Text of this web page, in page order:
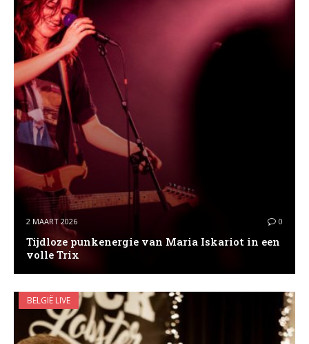
2 MAART 2026 0
Tijdloze punkenergie van Maria Iskariot in een
volle Trix
BELGIË LIVE